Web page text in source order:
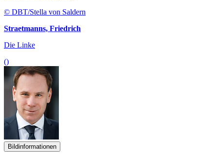
© DBT/Stella von Saldern
Straetmanns, Friedrich
Die Linke
()
Bildinformationen